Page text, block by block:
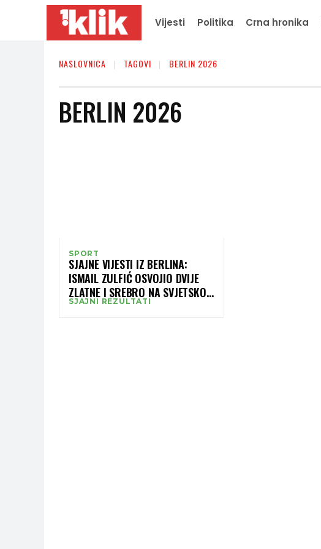
Vijesti Politika Crna hronika
NASLOVNICA TAGOVI BERLIN 2026
BERLIN 2026
SPORT
SJAJNE VIJESTI IZ BERLINA:
ISMAIL ZULFIĆ OSVOJIO DVIJE
ZLATNE I SREBRO NA SVJETSKOJ
SERIJI – BARLOV IZBORIO
SJAJNI REZULTATI